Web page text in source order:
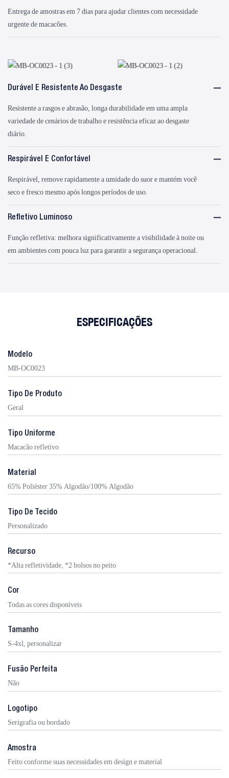
Entrega de amostras em 7 dias para ajudar clientes com necessidade
urgente de macacões.
Durável E Resistente Ao Desgaste
Resistente a rasgos e abrasão, longa durabilidade em uma ampla
variedade de cenários de trabalho e resistência eficaz ao desgaste
diário.
Respirável E Confortável
Respirável, remove rapidamente a umidade do suor e mantém você
seco e fresco mesmo após longos períodos de uso.
Refletivo Luminoso
Função refletiva: melhora significativamente a visibilidade à noite ou
em ambientes com pouca luz para garantir a segurança operacional.
ESPECIFICAÇÕES
Modelo
MB-OC0023
Tipo De Produto
Geral
Tipo Uniforme
Macacão refletivo
Material
65% Poliéster 35% Algodão/100% Algodão
Tipo De Tecido
Personalizado
Recurso
*Alta refletividade, *2 bolsos no peito
Cor
Todas as cores disponíveis
Tamanho
S-4xl, personalizar
Fusão Perfeita
Não
Logotipo
Serigrafia ou bordado
Amostra
Feito conforme suas necessidades em design e material